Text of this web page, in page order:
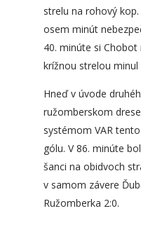
strelu na rohový
osem minút
40. minúte si
krížnou strelou minul
Hneď v úvode
ružomberskom
systémom VAR
gólu. V 86. minúte
šanci na obidvoch
v samom závere
Ružomberka 2:0.